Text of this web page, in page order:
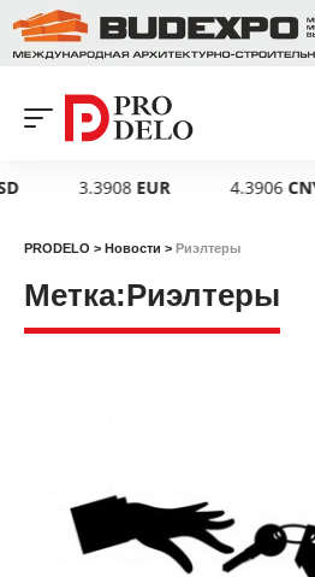
3.3908EUR 4.3906CNY
PRODELO > Новости > Риэлтеры
Метка:Риэлтеры